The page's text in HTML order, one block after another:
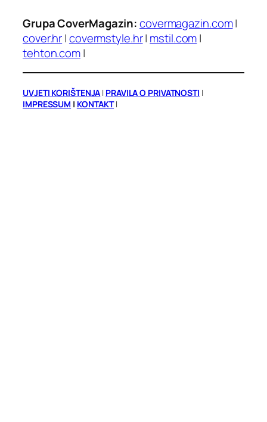
Grupa CoverMagazin:covermagazin.com|
cover.hr|covermstyle.hr| mstil.com|
tehton.com|
UVJETI KORIŠTENJA | PRAVILA O PRIVATNOSTI |
IMPRESSUM | KONTAKT|